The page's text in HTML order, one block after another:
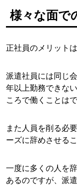
様々な面で
正社員のメリット
派遣社員には同じ
年以上勤務できな
ころで働くことは
また人員を削る必
ーズに辞めさせる
一度に多くの人を
あるのですが、派